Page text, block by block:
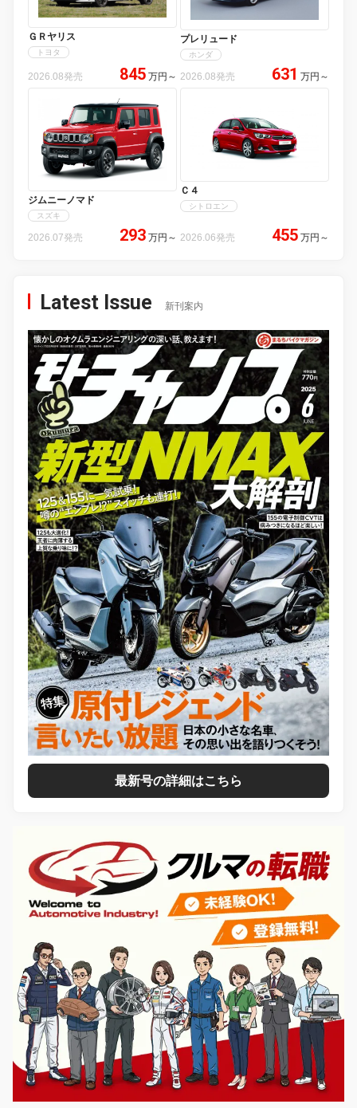
ＧＲヤリス
トヨタ
2026.08発売 845 万円 ～
プレリュード
ホンダ
2026.08発売 631 万円 ～
ジムニーノマド
スズキ
2026.07発売 293 万円 ～
Ｃ４
シトロエン
2026.06発売 455 万円 ～
Latest Issue 新刊案内
最新号の詳細はこちら